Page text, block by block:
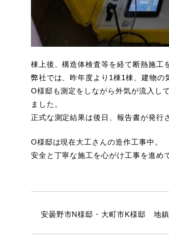
棟上後、構造体検査等を経て断熱施工
弊社では、昨年度より1棟1棟、建物の
O様邸も測定をしながら外気が流入し
ました。
正式な測定結果は後日、報告書が発行
O様邸は現在大工さんの造作工事中。
安全と丁寧な施工を心がけ工事を進め
安曇野市N様邸・大町市K様邸 地